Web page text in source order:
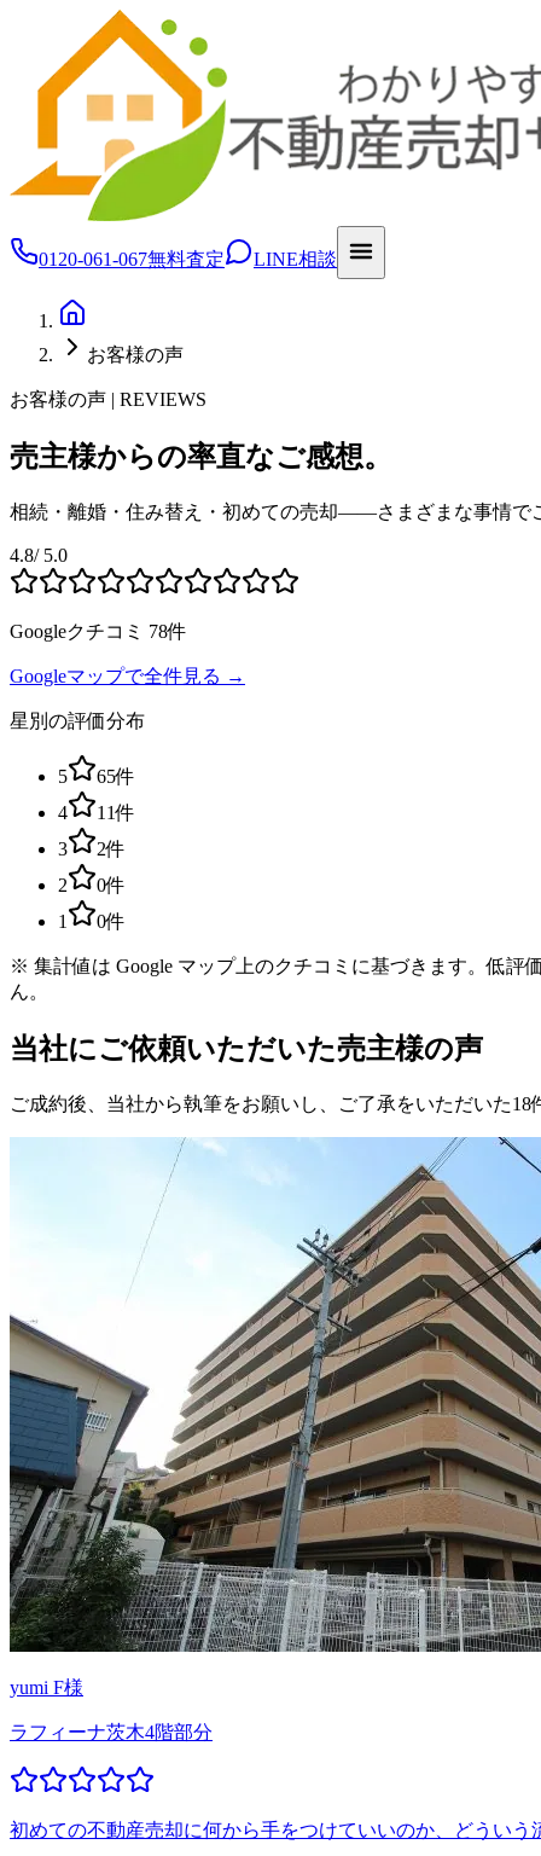
0120-061-067無料査定 LINE相談
お客様の声
お客様の声 | REVIEWS
売主様からの率直なご感想。
相続・離婚・住み替え・初めての売却——さまざまな事情で
4.8/ 5.0
Googleクチコミ 78件
Googleマップで全件見る →
星別の評価分布
5 65件
4
11件
3
2件
2
0件
1
0件
※ 集計値は Google マップ上のクチコミに基づきます。低評
ん。
当社にご依頼いただいた売主様の声
ご成約後、当社から執筆をお願いし、ご了承をいただいた18
yumi F様
ラフィーナ茨木4階部分
初めての不動産売却に何から手をつけていいのか、どうい